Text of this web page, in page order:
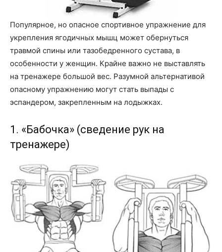
Популярное, но опасное спортивное упражнение для
укрепления ягодичных мышц может обернуться
травмой спины или тазобедренного сустава, в
особенности у женщин. Крайне важно не выставлять
на тренажере большой вес. Разумной альтернативой
опасному упражнению могут стать выпады с
эспандером, закрепленным на лодыжках.
1. «Бабочка» (сведение рук на
тренажере)